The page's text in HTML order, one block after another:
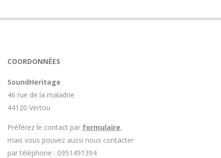
enceinte n'est plus fabriqué (et donc vendu) et que
Avoir ce genre d'explication est utile et valorisant pour
rendez le matériel.
COORDONNÉES
SoundHeritage
46 rue de la maladrie
44120 Vertou
Préférez le contact par formulaire,
mais vous pouvez aussi nous contacter
par téléphone : 0951491394